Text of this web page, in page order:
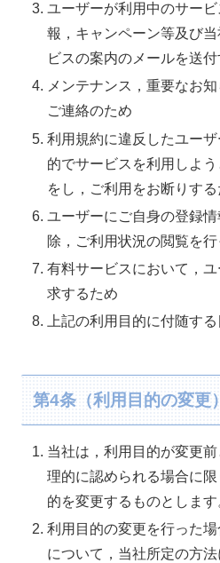
ユーザーが利用中のサー
報，キャンペーン等及び
ビスの案内のメールを送
メンテナンス，重要なお
ご連絡のため
利用規約に違反したユー
的でサービスを利用しよ
をし，ご利用をお断りする
ユーザーにご自身の登録
除，ご利用状況の閲覧を
有料サービスにおいて，
求するため
上記の利用目的に付随す
第4条（利用目的の変更）
当社は，利用目的が変更
理的に認められる場合に
的を変更するものとします
利用目的の変更を行った
について，当社所定の方